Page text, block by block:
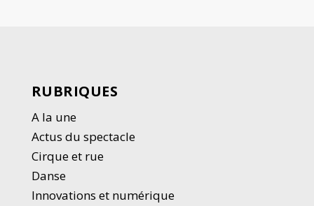
RUBRIQUES
A la une
Actus du spectacle
Cirque et rue
Danse
Innovations et numérique